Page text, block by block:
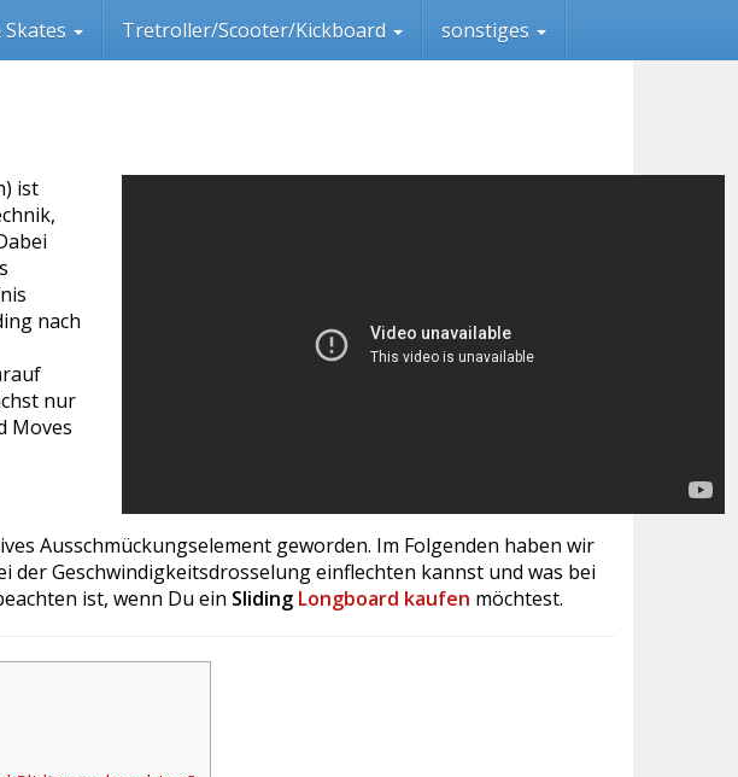
Tretroller/Scooter/Kickboard sonstiges
ist
nach
nur
Moves
Ausschmückungselement geworden. Im Folgenden haben wir
der Geschwindigkeitsdrosselung einflechten kannst und was bei
ist, wenn Du ein Sliding Longboard kaufen möchtest.